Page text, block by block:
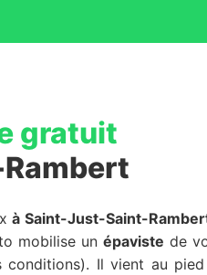
gratuit
à Saint-Just-Saint-
mobilise un épaviste de
conditions). Il vient au